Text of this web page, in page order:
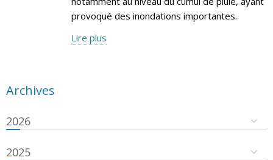
provoqué des inondations importantes.
Lire plus
Archives
2026
2025